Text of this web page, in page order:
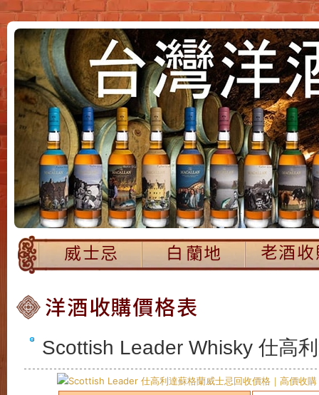
Scottish Leader Whisky 仕高